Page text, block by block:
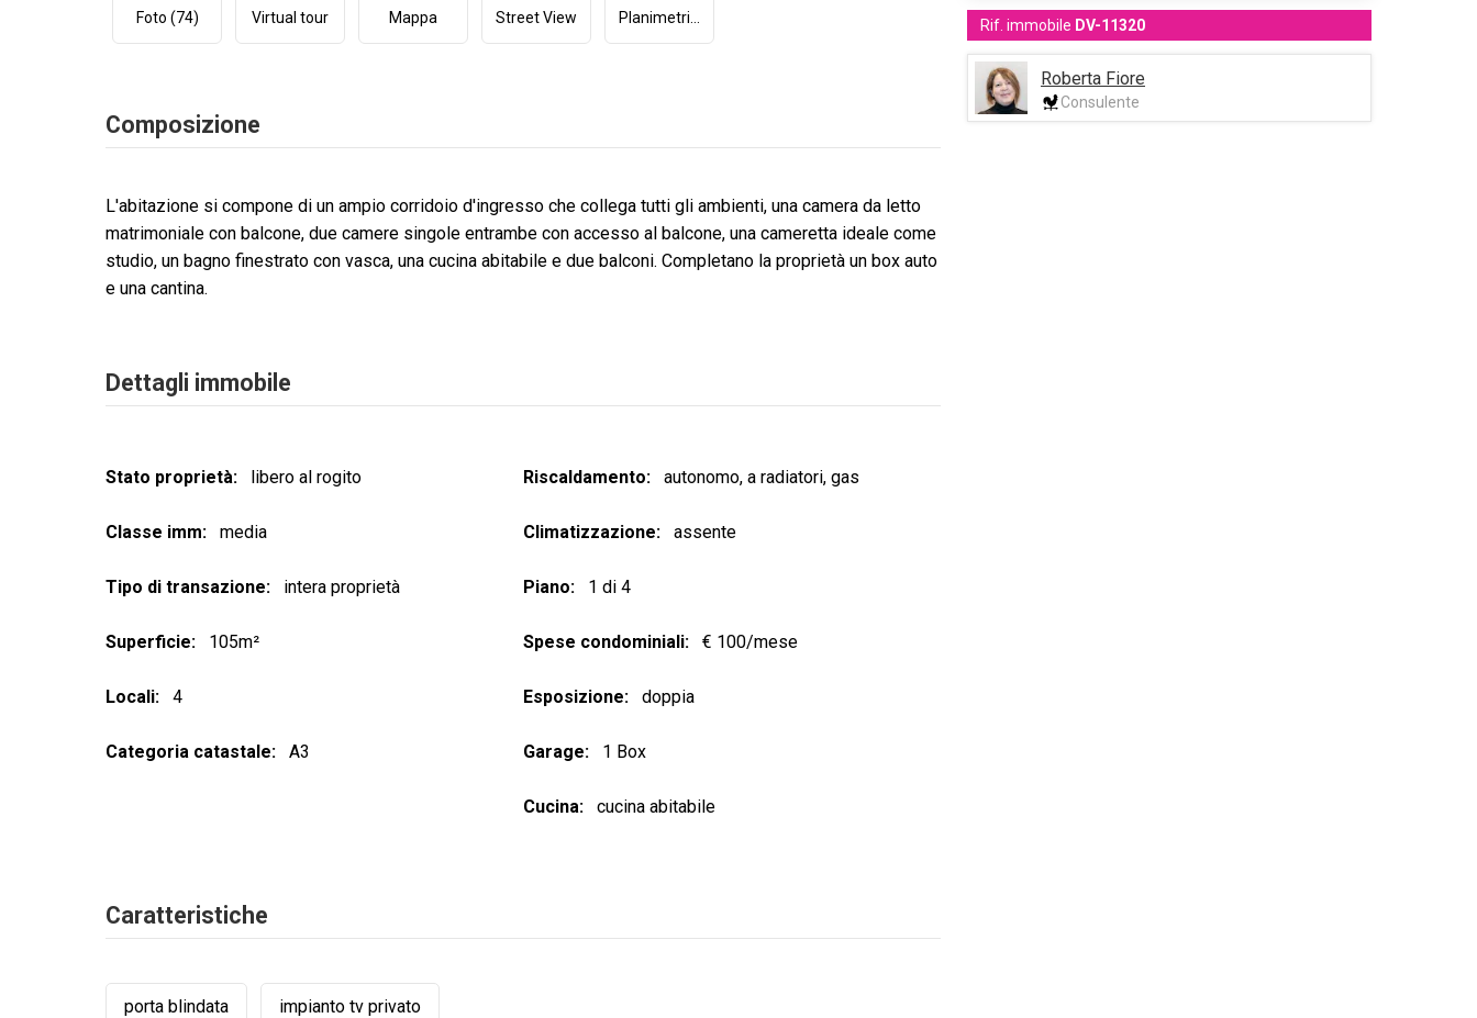
Foto (74) Virtual tour Mappa Street View Planimetria (1)
Composizione
L'abitazione si compone di un ampio corridoio d'ingresso che collega tutti gli ambienti, una camera da letto
matrimoniale con balcone, due camere singole entrambe con accesso al balcone, una cameretta ideale come
studio, un bagno finestrato con vasca, una cucina abitabile e due balconi. Completano la proprietà un box auto
e una cantina.
Dettagli immobile
Stato proprietà libero al rogito
Classe imm media
Tipo di transazione intera proprietà
Superficie 105m²
Locali 4
Categoria catastale A3
Riscaldamento autonomo, a radiatori, gas
Climatizzazione assente
Piano 1 di 4
Spese condominiali € 100/mese
Esposizione doppia
Garage 1 Box
Cucina cucina abitabile
Caratteristiche
porta blindata impianto tv privato
Rif. immobile DV-11320
Roberta Fiore
Consulente